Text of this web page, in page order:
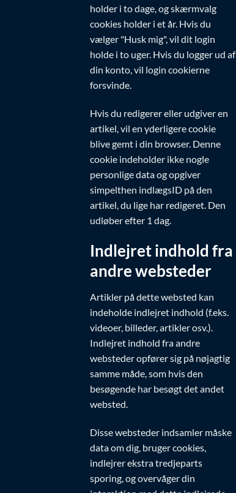
holder i to dage, og skærmvalg
cookies holder i et år. Hvis du
vælger "Husk mig", vil dit login
holde i to uger. Hvis du logger ud af
din konto, vil login cookierne
forsvinde.
Hvis du redigerer eller udgiver en
artikel, vil en yderligere cookie
blive gemt i din browser. Denne
cookie indeholder ikke nogle
personlige data og opgiver
simpelthen indlægsID på den
artikel, du lige har redigeret. Den
udløber efter 1 dag.
Indlejret indhold fra
andre websteder
Artikler på dette websted kan
indeholde indlejret indhold (f.eks.
videoer, billeder, artikler osv.).
Indlejret indhold fra andre
websteder opfører sig på nøjagtig
samme måde, som hvis den
besøgende har besøgt det andet
websted.
Disse websteder indsamler måske
data om dig, bruger cookies,
indlejrer ekstra tredjeparts
sporing, og overvåger din